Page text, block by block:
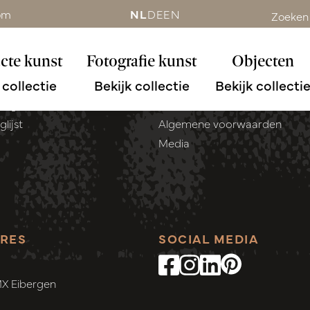
NLDEEN Zoeken
kunst
collectie
Fotografie kunst
Bekijk collectie
Objecten
Bekijk collectie
SERVICE
Contact
Algemene voorwaarden
Media
SOCIAL MEDIA
Eibergen